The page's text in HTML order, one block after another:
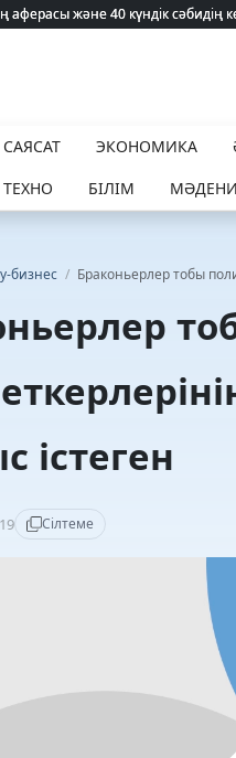
аферасы және 40 күндік
аферасы және 40 күндік
САЯСАТ ЭКОНОМИКА
ТЕХНО БІЛІМ
бизнес / Браконьерлер тобы
істеген
Сілтеме